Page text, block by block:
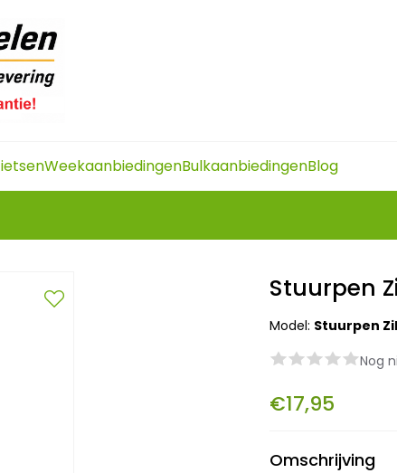
WeekaanbiedingenBulkaanbiedingenBlog
Stuurpen
Model: Stuurpen
Nog
€17,95
Omschrijving